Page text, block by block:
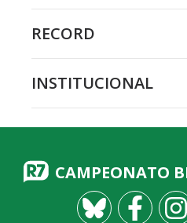
RECORD
INSTITUCIONAL
CAMPEONATO